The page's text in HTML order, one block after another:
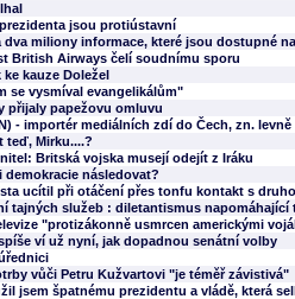
jsou protiústavní
dva miliony informace, které jsou dostupné
British Airways čelí soudnímu sporu
kauze Doležel
se vysmíval evangelikálům"
přijaly papežovu omluvu
- importér mediálních zdí do Čech, zn. levně
teď, Mirku....?
Britská vojska musejí odejít z Iráku
demokracie následovat?
ucítil při otáčení přes tonfu kontakt s
tajných služeb : diletantismus napomáhající
"protizákonně usmrcen americkými
ví už nyní, jak dopadnou senátní volby
vůči Petru Kužvartovi "je téměř závistivá"
jsem špatnému prezidentu a vládě, která